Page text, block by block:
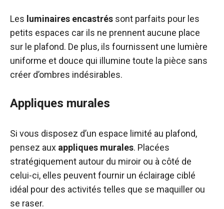
Les luminaires encastrés sont parfaits pour les
petits espaces car ils ne prennent aucune place
sur le plafond. De plus, ils fournissent une lumière
uniforme et douce qui illumine toute la pièce sans
créer d’ombres indésirables.
Appliques murales
Si vous disposez d’un espace limité au plafond,
pensez aux appliques murales. Placées
stratégiquement autour du miroir ou à côté de
celui-ci, elles peuvent fournir un éclairage ciblé
idéal pour des activités telles que se maquiller ou
se raser.